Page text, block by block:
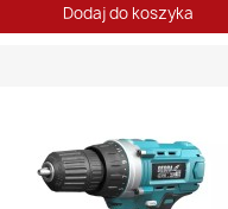
Dodaj do koszyka